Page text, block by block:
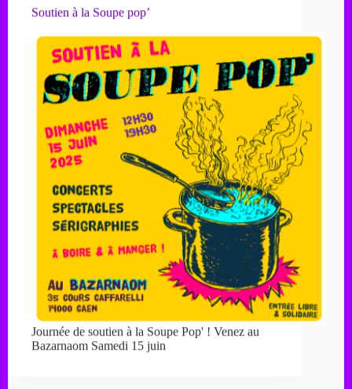
Soutien à la Soupe pop’
Journée de soutien à la Soupe Pop' ! Venez au
Bazarnaom Samedi 15 juin